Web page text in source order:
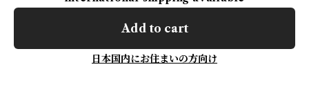
Add to cart
日本国内にお住まいの方向け